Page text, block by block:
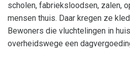
scholen, fabrieksloodsen, zalen,
mensen thuis. Daar kregen ze
Bewoners die vluchtelingen in
overheidswege een